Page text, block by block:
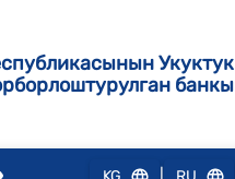
Укуктук
банкы